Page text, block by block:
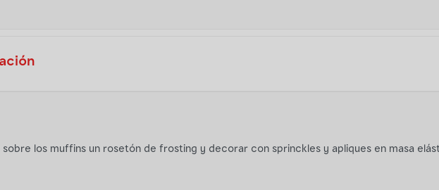
los muffins un rosetón de frosting y decorar con sprinckles y apliques en masa